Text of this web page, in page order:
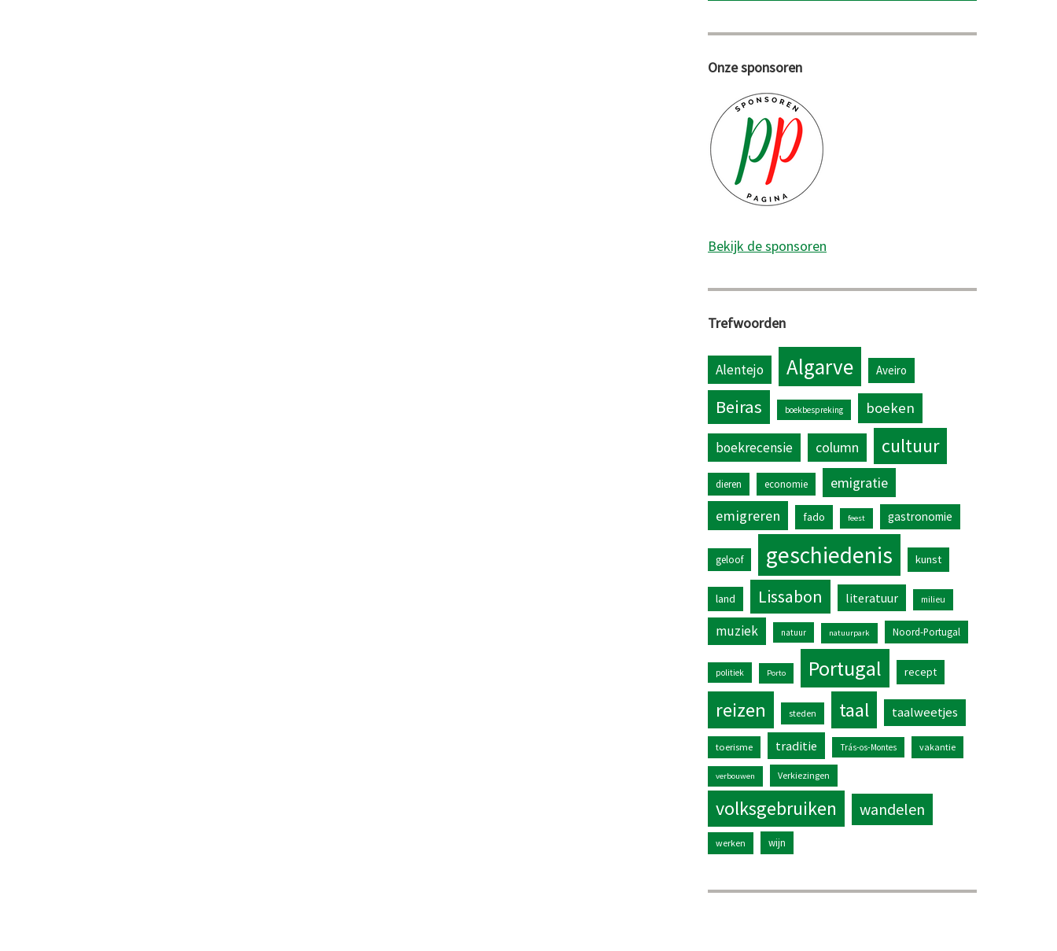
Onze sponsoren
Bekijk de sponsoren
Trefwoorden
Alentejo Algarve Aveiro
Beiras boekbespreking boeken
boekrecensie column cultuur
dieren economie
emigratie
emigreren
fado feest gastronomie
geloof geschiedenis kunst
land Lissabon literatuur milieu
muziek natuur natuurpark Noord-Portugal
politiek Porto Portugal recept
reizen steden taal taalweetjes
toerisme traditie Trás-os-Montes vakantie
verbouwen Verkiezingen
volksgebruiken wandelen
werken wijn